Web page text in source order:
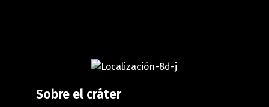
Sobre el cráter